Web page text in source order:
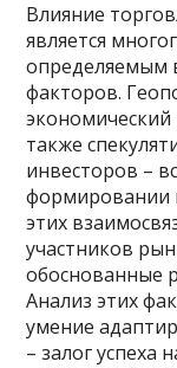
Влияние
является
определяемым
факторов.
экономический
также
инвесторов –
формировании
этих
участников
обоснованные
Анализ этих
умение
– залог успеха